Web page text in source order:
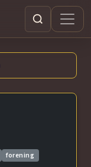
Søg
forening